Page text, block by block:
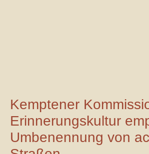
Kemptener
Erinnerungskultur
Umbenennung von